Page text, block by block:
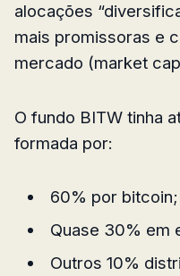
alocações
mais promissoras e
mercado (market
O fundo BITW tinha
formada por:
60% por bitcoin;
Quase 30% em
Outros 10%